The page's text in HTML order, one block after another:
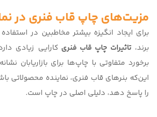
مزیت‌های چاپ قاب فنری در
برای ایجاد انگیزه بیشتر مخاطبین در
برند،تاثیرات چاپ قاب فنری کارایی زیادی
برخورد متفاوتی با چاپ‌ها برای بازاریابان
این‌که بنرهای قاب فنری، نماینده محصولاتی
را پاسخ دهد، دلیلی اصلی در چاپ است.